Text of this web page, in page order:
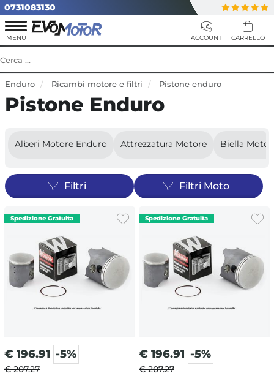
0731083130
Enduro Ricambi motore e filtri Pistone enduro
Pistone Enduro
Alberi Motore Enduro Attrezzatura Motore Biella
Filtri Filtri Moto
€ 196.91 -5%
€ 207.27
€ 196.91 -5%
€ 207.27